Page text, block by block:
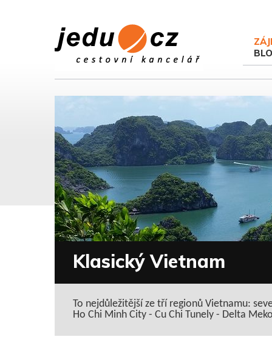
Klasický Vietnam
To nejdůležitější ze tří regionů Vietnamu:
Ho Chi Minh City - Cu Chi Tunely - Delta